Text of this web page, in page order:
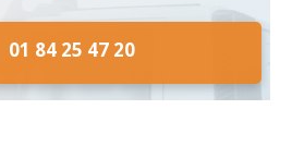
01 84 25 47 20